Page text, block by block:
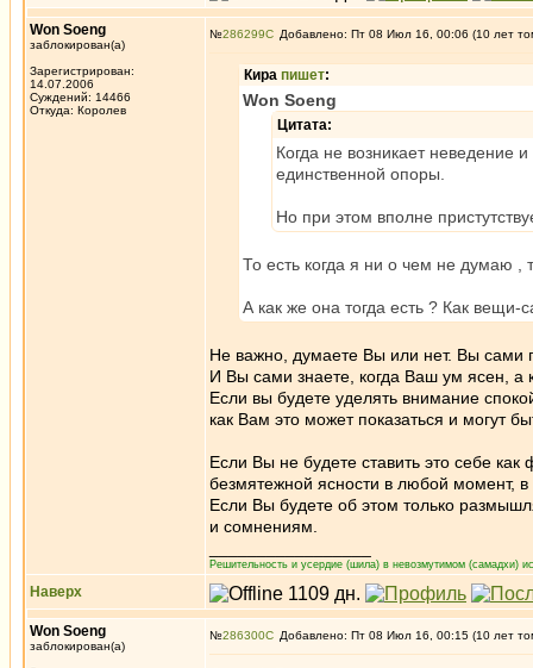
Won Soeng
заблокирован(а)
Зарегистрирован:
14.07.2006
Суждений: 14466
Откуда: Королев
№286299 Добавлено: Пт 08 Июл 16, 00:06 (10 лет
Кира пишет:
Won Soeng
Цитата:
Когда не возникает неведение
единственной опоры.
Но при этом вполне
То есть когда я ни о чем не думаю ,
А как же она тогда есть ? Как вещи-
Не важно, думаете Вы или нет. Вы сами
И Вы сами знаете, когда Ваш ум ясен, а
Если вы будете уделять внимание
как Вам это может показаться и могут
Если Вы не будете ставить это себе
безмятежной ясности в любой момент,
Если Вы будете об этом только
и сомнениям.
Решительность и усердие (шила) в невозмутимом (самадхи)
Наверх
Won Soeng
заблокирован(а)
№286300 Добавлено: Пт 08 Июл 16, 00:15 (10 лет